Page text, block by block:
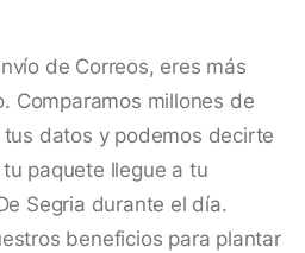
de Correos, eres más
Comparamos millones de
datos y podemos decirte
paquete llegue a tu
Segria durante el día.
beneficios para plantar